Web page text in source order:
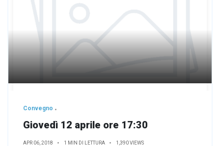
Convegno
Giovedì 12 aprile ore 17:30
APR 06, 2018 1 MIN DI LETTURA 1,390 VIEWS